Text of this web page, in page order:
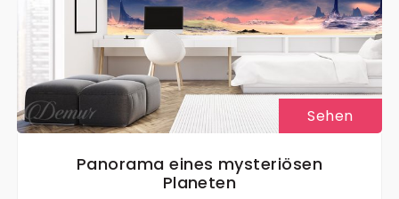
Sehen
Panorama eines mysteriösen
Planeten